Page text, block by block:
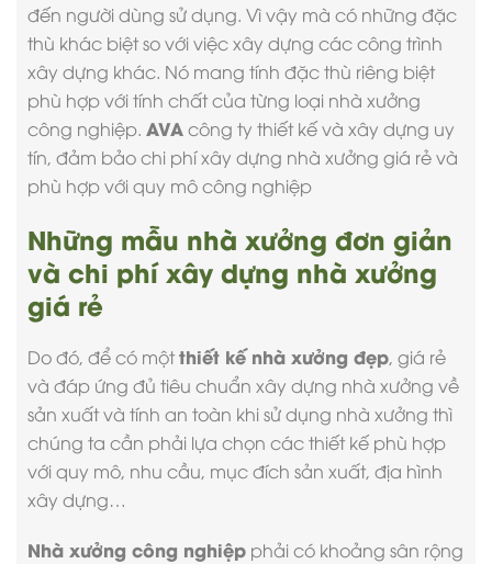
đến người dùng sử dụng. Vì vậy mà có những đặc
thù khác biệt so với việc xây dựng các công trình
xây dựng khác. Nó mang tính đặc thù riêng biệt
phù hợp với tính chất của từng loại nhà xưởng
công nghiệp. AVAcông ty thiết kế và xây dựng uy
tín, đảm bảo chi phíxây dựng nhà xưởng giá rẻvà
phù hợp với quy mô công nghiệp
Những mẫu nhà xưởng đơn giản
và chi phí xây dựng nhà xưởng
giá rẻ
Do đó, để có mộtthiết kế nhà xưởng đẹp, giá rẻ
và đáp ứng đủ tiêu chuẩn xây dựng nhà xưởng về
sản xuất và tính an toàn khi sử dụng nhà xưởng thì
chúng ta cần phải lựa chọn các thiết kế phù hợp
với quy mô, nhu cầu, mục đích sản xuất, địa hình
xây dựng…
Nhà xưởng công nghiệp phải có khoảng sân rộng